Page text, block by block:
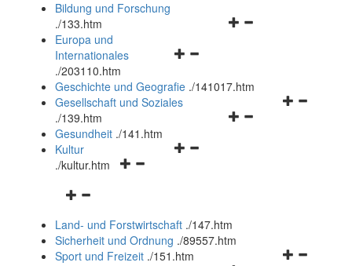
Navigationsmenü
Bildung und Forschung
./133.htm
Navigationsmenü
und
schließen
Europa und
Internationales
./203110.htm
Geschichte und Geografie ./141017.htm
Navigationsmenü
Gesellschaft und Soziales
./139.htm
Navigationsmenü
Gesundheit ./141.htm
Navigationsmenü
Kultur
./kultur.htm
Navigationsmenü
und
schließen
Land- und Forstwirtschaft ./147.htm
Sicherheit und Ordnung ./89557.htm
Sport und Freizeit ./151.htm